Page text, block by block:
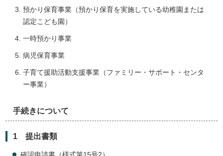
預かり保育事業（預かり保育を実施している幼稚園または
認定こども園）
一時預かり事業
病児保育事業
子育て援助活動支援事業（ファミリー・サポート・センタ
ー事業）
手続きについて
1 提出書類